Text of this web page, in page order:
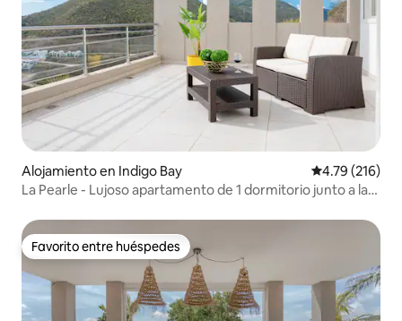
Alojamiento en Indigo Bay Calificación
4.79 (216)
La Pearle - Lujoso apartamento de 1 dormitorio junto a la
Favorito entre huéspedes
Favorito entre huéspedes